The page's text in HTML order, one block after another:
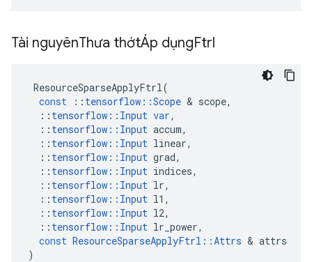
Tài nguyênThưa thớtÁp dụngFtrl
ResourceSparseApplyFtrl(
const
:: tensorflow ::Scope & scope,
:: tensorflow :: Input var,
:: tensorflow :: Input accum,
:: tensorflow :: Input linear,
:: tensorflow :: Input grad,
:: tensorflow :: Input indices,
:: tensorflow :: Input lr,
:: tensorflow :: Input l1 ,
:: tensorflow :: Input l2,
:: tensorflow :: Input lr_power,
const ResourceSparseApplyFtrl ::Attrs & attrs
)